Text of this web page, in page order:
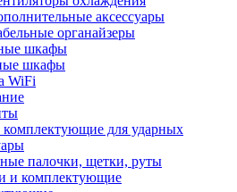
аксессуары
органайзеры
шкафы
шкафы
WiFi
комплектующие для ударных
палочки, щетки, руты
и комплектующие